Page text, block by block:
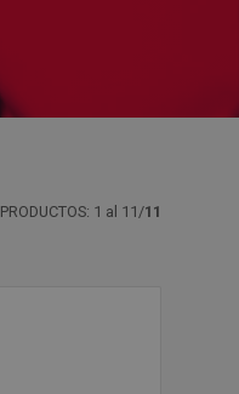
PRODUCTOS: 1 al 11/11